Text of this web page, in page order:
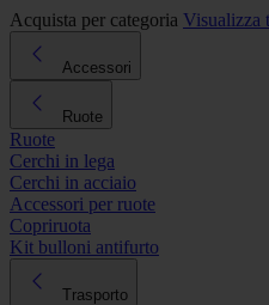
Acquista per categoria Visualizza
Accessori
Ruote
Ruote
Cerchi in lega
Cerchi in acciaio
Accessori per ruote
Copriruota
Kit bulloni antifurto
Trasporto